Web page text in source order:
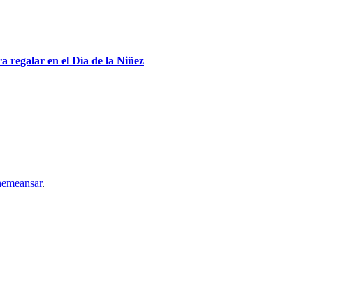
regalar en el Día de la Niñez
.